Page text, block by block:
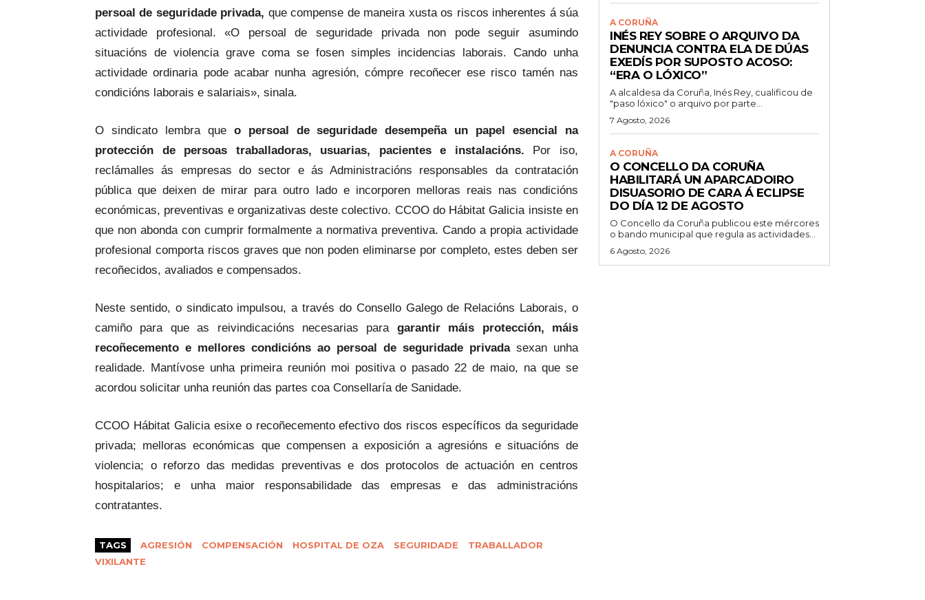
persoal de seguridade privada, que compense de maneira xusta os riscos inherentes á súa
actividade profesional. «O persoal de seguridade privada non pode seguir asumindo
situacións de violencia grave coma se fosen simples incidencias laborais. Cando unha
actividade ordinaria pode acabar nunha agresión, cómpre recoñecer ese risco tamén nas
condicións laborais e salariais», sinala.
O sindicato lembra que o persoal de seguridade desempeña un papel esencial na
protección de persoas traballadoras, usuarias, pacientes e instalacións. Por iso,
reclámalles ás empresas do sector e ás Administracións responsables da contratación
pública que deixen de mirar para outro lado e incorporen melloras reais nas condicións
económicas, preventivas e organizativas deste colectivo. CCOO do Hábitat Galicia insiste en
que non abonda con cumprir formalmente a normativa preventiva. Cando a propia actividade
profesional comporta riscos graves que non poden eliminarse por completo, estes deben ser
recoñecidos, avaliados e compensados.
Neste sentido, o sindicato impulsou, a través do Consello Galego de Relacións Laborais, o
camiño para que as reivindicacións necesarias para garantir máis protección, máis
recoñecemento e mellores condicións ao persoal de seguridade privadasexan unha
realidade. Mantívose unha primeira reunión moi positiva o pasado 22 de maio, na que se
acordou solicitar unha reunión das partes coa Consellaría de Sanidade.
CCOO Hábitat Galicia esixe o recoñecemento efectivo dos riscos específicos da seguridade
privada; melloras económicas que compensen a exposición a agresións e situacións de
violencia; o reforzo das medidas preventivas e dos protocolos de actuación en centros
hospitalarios; e unha maior responsabilidade das empresas e das administracións
contratantes.
TAGS AGRESIÓN COMPENSACIÓN HOSPITAL DE OZA SEGURIDADE
TRABALLADOR
VIXILANTE
A CORUÑA
INÉS REY SOBRE O ARQUIVO DA
DENUNCIA CONTRA ELA DE DÚAS
EXEDÍS POR SUPOSTO ACOSO:
“ERA O LÓXICO”
A alcaldesa da Coruña, Inés Rey, cualificou de
"paso lóxico" o arquivo por parte...
7 Agosto, 2026
A CORUÑA
O CONCELLO DA CORUÑA
HABILITARÁ UN APARCADOIRO
DISUASORIO DE CARA Á ECLIPSE
DO DÍA 12 DE AGOSTO
O Concello da Coruña publicou este mércores
o bando municipal que regula as actividades...
6 Agosto, 2026